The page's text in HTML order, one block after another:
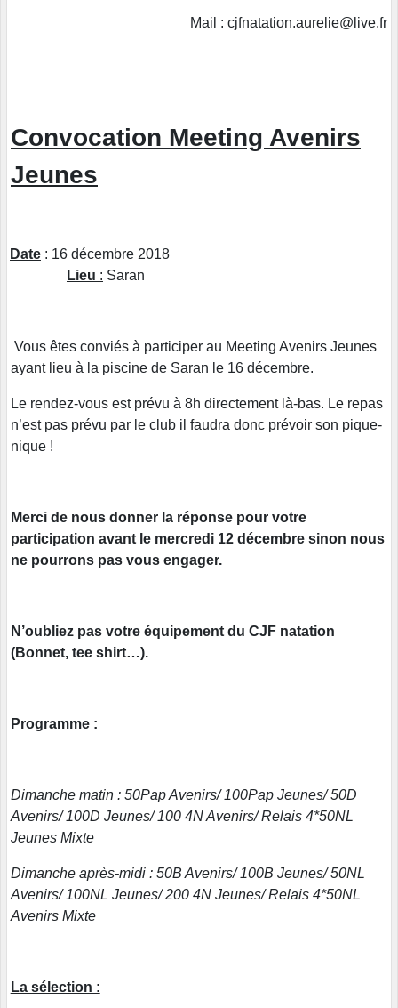
Mail : cjfnatation.aurelie@live.fr
Convocation Meeting Avenirs
Jeunes
Date : 16 décembre 2018
Lieu : Saran
Vous êtes conviés à participer au Meeting Avenirs Jeunes
ayant lieu à la piscine de Saran le 16 décembre.
Le rendez-vous est prévu à 8h directement là-bas. Le repas
n’est pas prévu par le club il faudra donc prévoir son pique-
nique !
Merci de nous donner la réponse pour votre
participation avant le mercredi 12 décembre sinon nous
ne pourrons pas vous engager.
N’oubliez pas votre équipement du CJF natation
(Bonnet, tee shirt…).
Programme :
Dimanche matin : 50Pap Avenirs/ 100Pap Jeunes/ 50D
Avenirs/ 100D Jeunes/ 100 4N Avenirs/ Relais 4*50NL
Jeunes Mixte
Dimanche après-midi : 50B Avenirs/ 100B Jeunes/ 50NL
Avenirs/ 100NL Jeunes/ 200 4N Jeunes/ Relais 4*50NL
Avenirs Mixte
La sélection :